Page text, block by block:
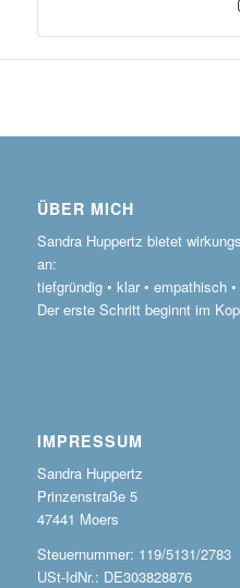
ÜBER MICH
Sandra Huppertz bietet
an:
tiefgründig • klar • empathisch
Der erste Schritt beginnt im
IMPRESSUM
Sandra Huppertz
Prinzenstraße 5
47441 Moers
Steuernummer: 119/5131/2783
USt-IdNr.: DE303828876